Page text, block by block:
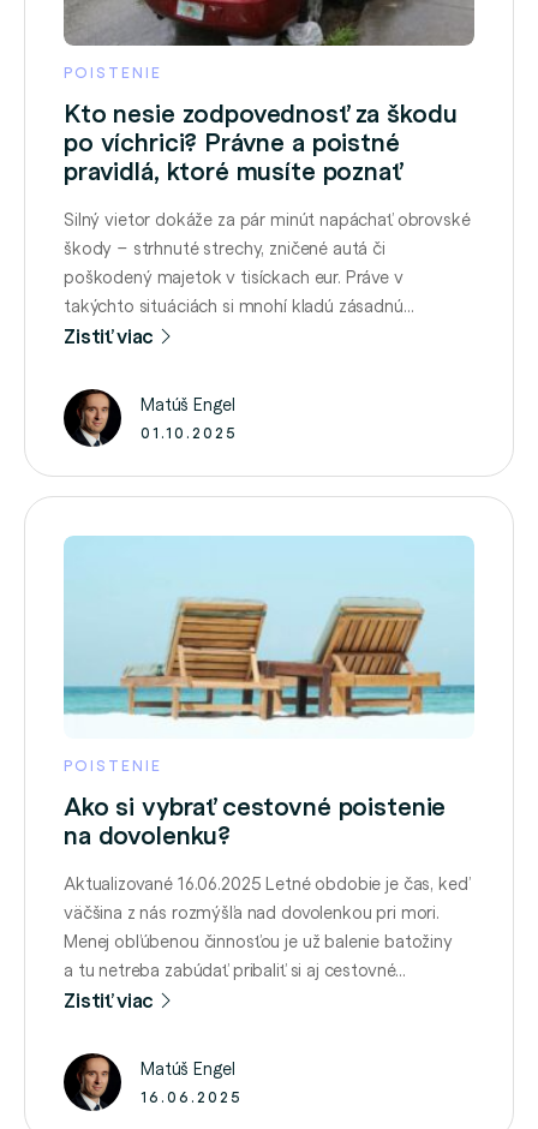
POISTENIE
Kto nesie zodpovednosť za škodu
po víchrici? Právne a poistné
pravidlá, ktoré musíte poznať
Silný vietor dokáže za pár minút napáchať obrovské
škody – strhnuté strechy, zničené autá či
poškodený majetok v tisíckach eur. Práve v
takýchto situáciách si mnohí kladú zásadnú
otázku: Kto je zodpovedný za vzniknutú škodu?
však nebýva jednoduchá, ako ukázal prípad
z Gelnice (7. júl 2025). Silná, hoci krátka víchrica
spôsobila …
Zistiť viac
Matúš Engel
01.10.2025
POISTENIE
Ako si vybrať cestovné poistenie
na dovolenku?
Aktualizované 16.06.2025 Letné obdobie je čas, keď
väčšina z nás rozmýšľa nad dovolenkou pri mori.
Menej obľúbenou činnosťou je už balenie batožiny
a tu netreba zabúdať pribaliť si aj cestovné
poistenie. Prečo je dôležité uzatvoriť si cestovné
účelom cestovného poistenia? Chceme, aby sme to,
čo nám kryjú naše zdravotné poisťovne …
Zistiť viac
Matúš Engel
16.06.2025